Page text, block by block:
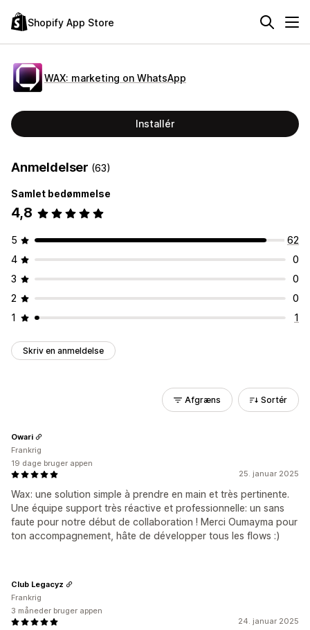
Shopify App Store
WAX: marketing on WhatsApp
Installér
Anmeldelser (63)
Samlet bedømmelse
4,8
5
62
4
0
3
0
2
0
1
1
Skriv en anmeldelse
Afgræns Sortér
25. januar 2025
Wax: une solution simple à prendre en main et très pertinente.
Une équipe support très réactive et professionnelle: un sans
faute pour notre début de collaboration ! Merci Oumayma pour
ton accompagnement, hâte de développer tous les flows :)
Owari
Frankrig
19 dage bruger appen
24. januar 2025
Club Legacyz
Frankrig
3 måneder bruger appen